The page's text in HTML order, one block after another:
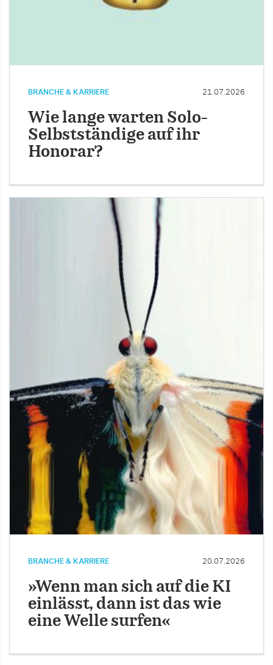
BRANCHE & KARRIERE 21.07.2026
Wie lange warten Solo-
Selbstständige auf ihr
Honorar?
BRANCHE & KARRIERE 20.07.2026
»Wenn man sich auf die KI
einlässt, dann ist das wie
eine Welle surfen«